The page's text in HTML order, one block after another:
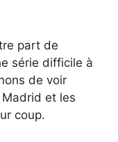
part de
série difficile à
de voir
et les
coup.